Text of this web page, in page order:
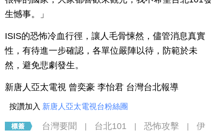
生憾事。」
ISIS的恐怖冷血行徑，讓人毛骨悚然，儘管消息真實
性，有待進一步確認，各單位嚴陣以待，防範於未
然，避免悲劇發生。
新唐人亞太電視 曾奕豪 李怡君 台灣台北報導
按讚加入 新唐人亞太電視台粉絲團
台灣要聞 台北101 恐怖攻擊 伊